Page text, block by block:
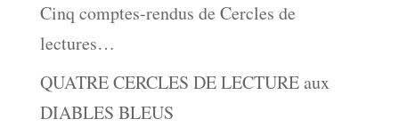
Cinq comptes-rendus de Cercles de
lectures…
QUATRE CERCLES DE LECTURE aux
DIABLES BLEUS